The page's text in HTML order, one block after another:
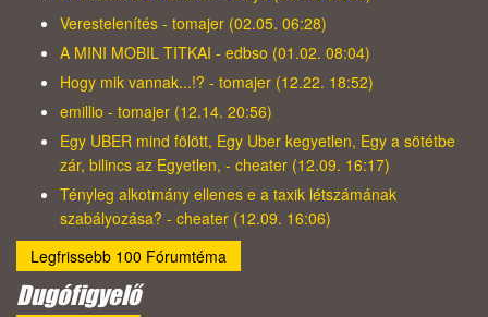
Verestelenítés - tomajer (02.05. 06:28)
A MINI MOBIL TITKAI - edbso (01.02. 08:04)
Hogy mik vannak...!? - tomajer (12.22. 18:52)
emillio - tomajer (12.14. 20:56)
Egy UBER mind fölött, Egy Uber kegyetlen, Egy a sötétbe
zár, bilincs az Egyetlen, - cheater (12.09. 16:17)
Tényleg alkotmány ellenes e a taxik létszámának
szabályozása? - cheater (12.09. 16:06)
Legfrissebb 100 Fórumtéma
Dugófigyelő